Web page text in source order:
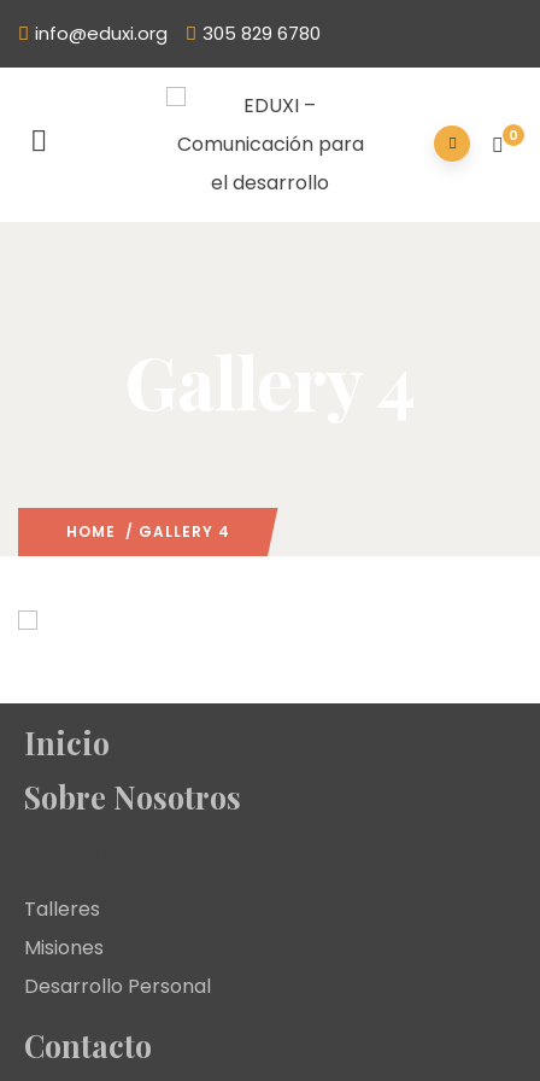
info@eduxi.org 305 829 6780
0
HOME / GALLERY 4
Inicio
Sobre Nosotros
Talleres
Misiones
Desarrollo Personal
Contacto